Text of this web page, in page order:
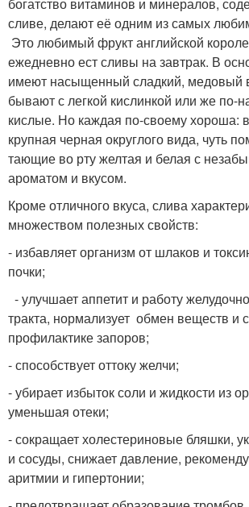
сливе, делают её одним из самых
Это любимый фрукт английской
ежедневно ест сливы на завтрак. В
имеют насыщенный сладкий, медовый
бывают с легкой кислинкой или же по-
кислые. Но каждая по-своему хороша:
крупная черная округлого вида, чуть
тающие во рту желтая и белая с
ароматом и вкусом.
Кроме отличного вкуса, слива
множеством полезных свойств:
- избавляет организм от шлаков и
почки;
- улучшает аппетит и работу
тракта, нормализует обмен веществ и
профилактике запоров;
- способствует оттоку желчи;
- убирает избыток соли и жидкости из
уменьшая отеки;
- сокращает холестериновые бляшки,
и сосуды, снижает давление,
аритмии и гипертонии;